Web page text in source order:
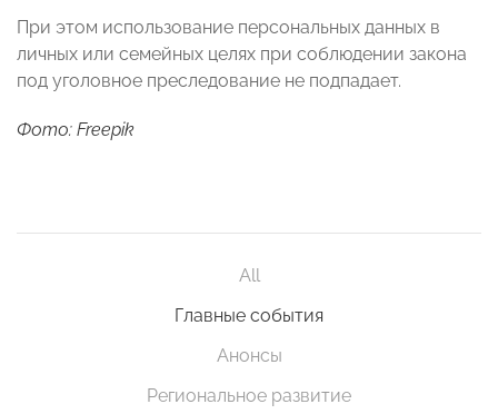
При этом использование персональных данных в
личных или семейных целях при соблюдении закона
под уголовное преследование не подпадает.
Фото: Freepik
All
Главные события
Анонсы
Региональное развитие